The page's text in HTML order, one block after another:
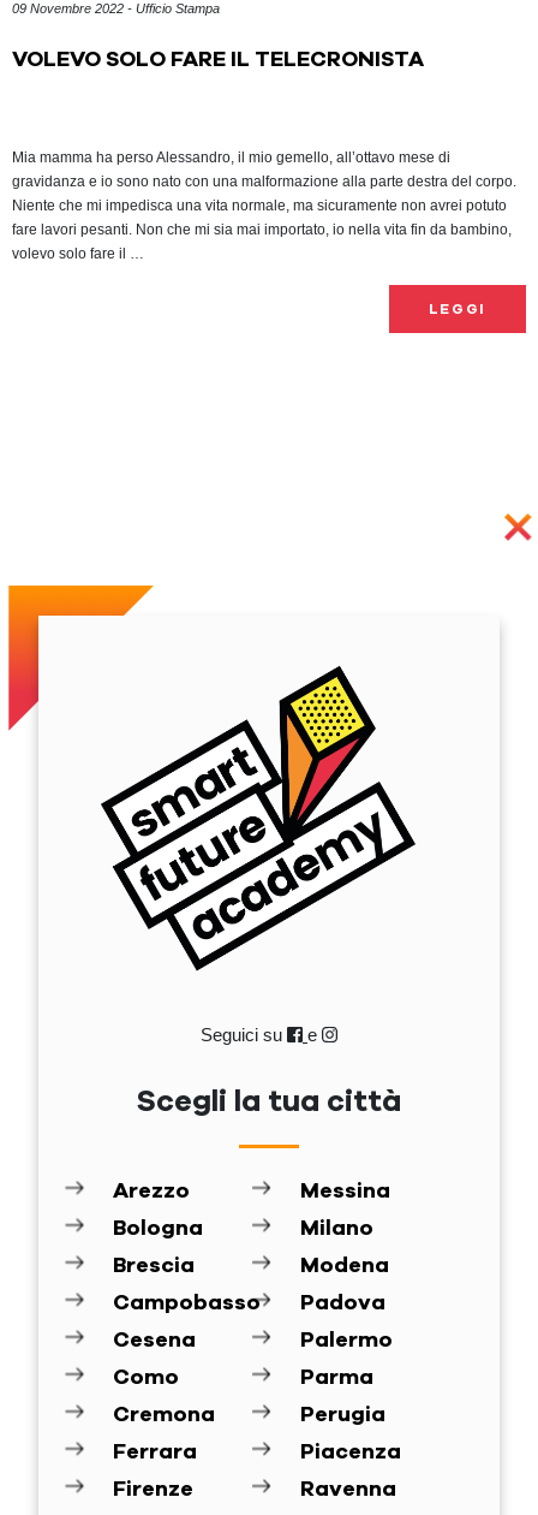
09 Novembre 2022 - Ufficio Stampa
VOLEVO SOLO FARE IL TELECRONISTA
Mia mamma ha perso Alessandro, il mio gemello, all’ottavo mese di
gravidanza e io sono nato con una malformazione alla parte destra del corpo.
Niente che mi impedisca una vita normale, ma sicuramente non avrei potuto
fare lavori pesanti. Non che mi sia mai importato, io nella vita fin da bambino,
volevo solo fare il …
LEGGI
Seguici su e
Scegli la tua città
Arezzo
Bologna
Brescia
Campobasso
Cesena
Como
Cremona
Ferrara
Firenze
Messina
Milano
Modena
Padova
Palermo
Parma
Perugia
Piacenza
Ravenna